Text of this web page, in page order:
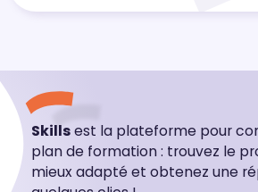
Skillsest la plateforme pour
plan de formation : trouvez le
mieux adapté et obtenez une